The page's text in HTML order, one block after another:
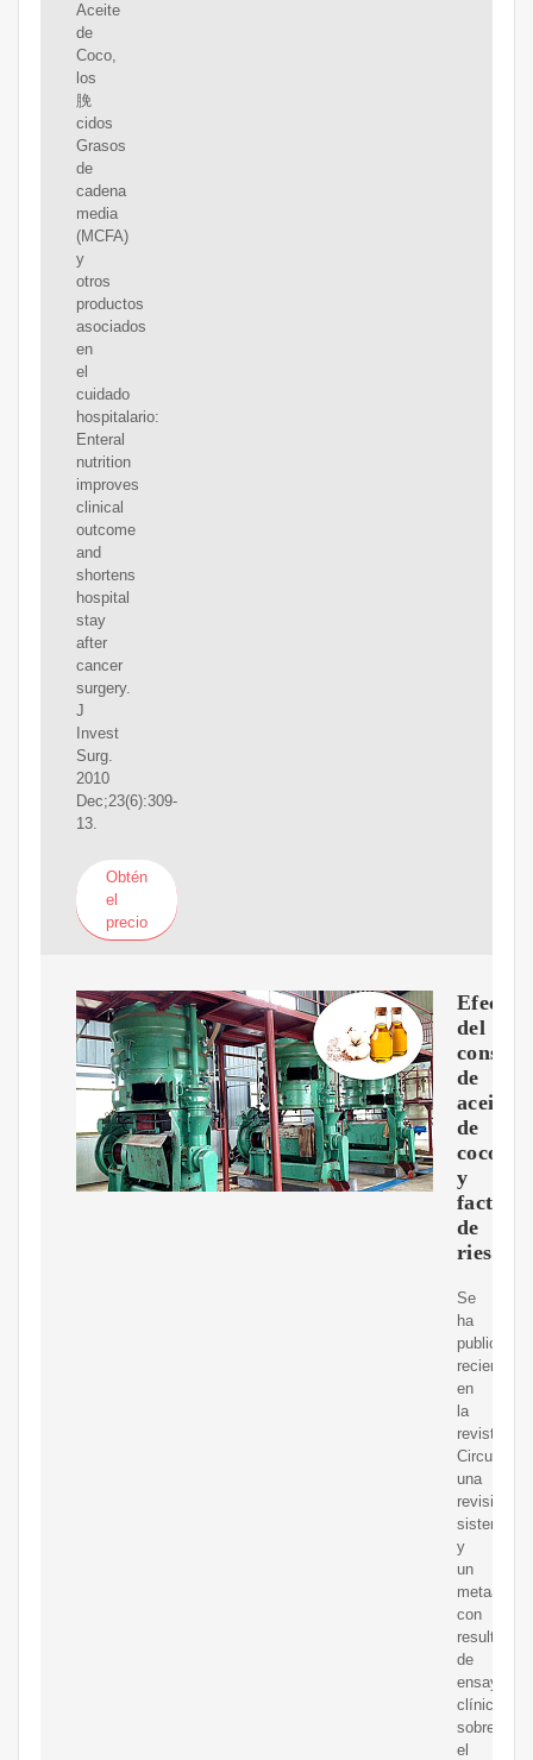
Aceite
de
Coco,
los
脕
cidos
Grasos
de
cadena
media
(MCFA)
y
otros
productos
asociados
en
el
cuidado
hospitalario:
Enteral
nutrition
improves
clinical
outcome
and
shortens
hospital
stay
after
cancer
surgery.
J
Invest
Surg.
2010
Dec;23(6):309-
13.
Obtén
el
precio
Efecto
del
de
aceite
de
coco
y
factores
de
riesgo
Se
ha
publicado
en
la
revista
Circulation,
una
revisión
y
un
con
resultados
de
ensayos
clínicos
sobre
el